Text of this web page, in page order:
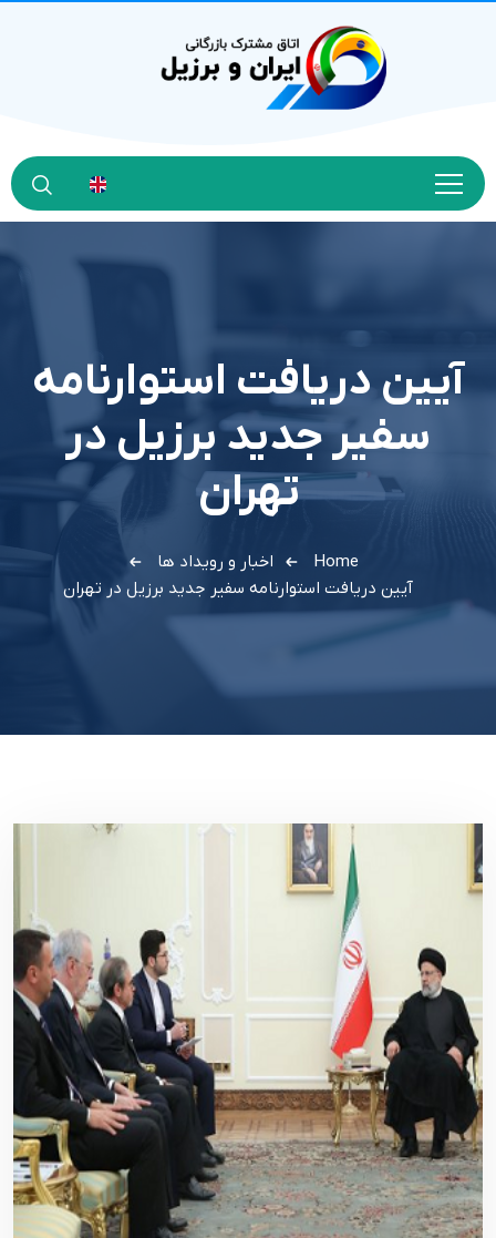
آيين دريافت استوارنامه
سفير جديد برزيل در
تهران
Home
اخبار و رویداد ها
آيين دريافت استوارنامه سفير جديد برزيل در تهران